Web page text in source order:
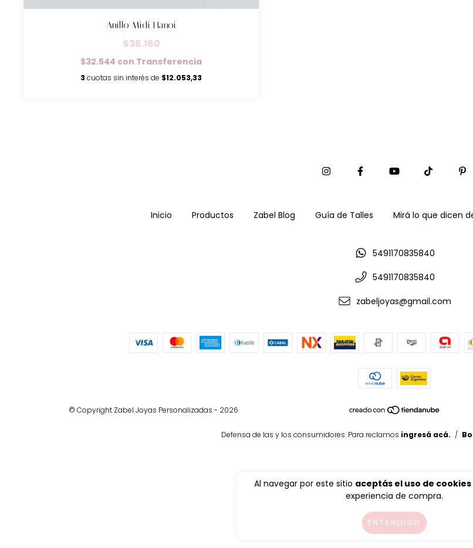
Al navegar por este sitio aceptás el uso de cookies
experiencia de compra.
ENTENDIDO
Anillo Midi Hanoi
$36.160
$32.544 con Transferencia
3 cuotas sin interés de $12.053,33
Inicio Productos Zabel Blog Guía de Talles Mirá lo que dicen
5491170835840
5491170835840
zabeljoyas@gmail.com
© Copyright Zabel Joyas Personalizadas - 2026
Defensa de las y los consumidores. Para reclamos ingresá acá. /